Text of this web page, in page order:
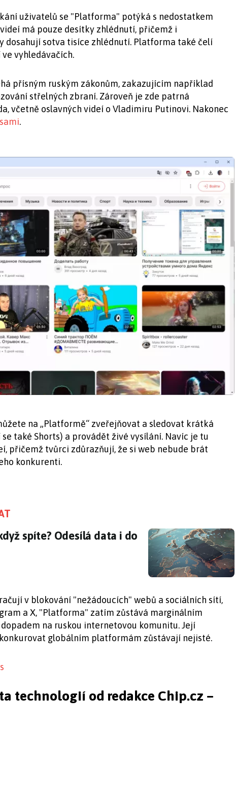
uživatelů se "Platforma" potýká s nedostatkem
má pouze desítky zhlédnutí, přičemž i
dosahují sotva tisíce zhlédnutí. Platforma také čelí
vyhledávačích.
přísným ruským zákonům, zakazujícím například
střelných zbraní. Zároveň je zde patrná
včetně oslavných videí o Vladimiru Putinovi. Nakonec
sami.
na „Platformě“ zveřejňovat a sledovat krátká
také Shorts) a provádět živé vysílání. Navíc je tu
přičemž tvůrci zdůrazňují, že si web nebude brát
konkurenti.
spíte? Odesílá data i do Ruska a Číny
spíte? Odesílá data i do
v blokování "nežádoucích" webů a sociálních sítí,
a X, "Platforma" zatím zůstává marginálním
na ruskou internetovou komunitu. Její
globálním platformám zůstávají nejisté.
technologií od redakce Chip.cz –